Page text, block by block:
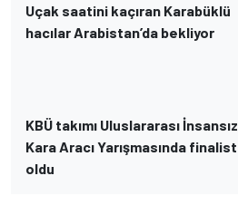
Uçak saatini kaçıran Karabüklü
hacılar Arabistan’da bekliyor
KBÜ takımı Uluslararası İnsansız
Kara Aracı Yarışmasında finalist
oldu